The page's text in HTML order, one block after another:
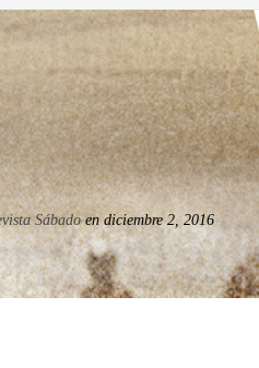
Sábadoen diciembre 2, 2016